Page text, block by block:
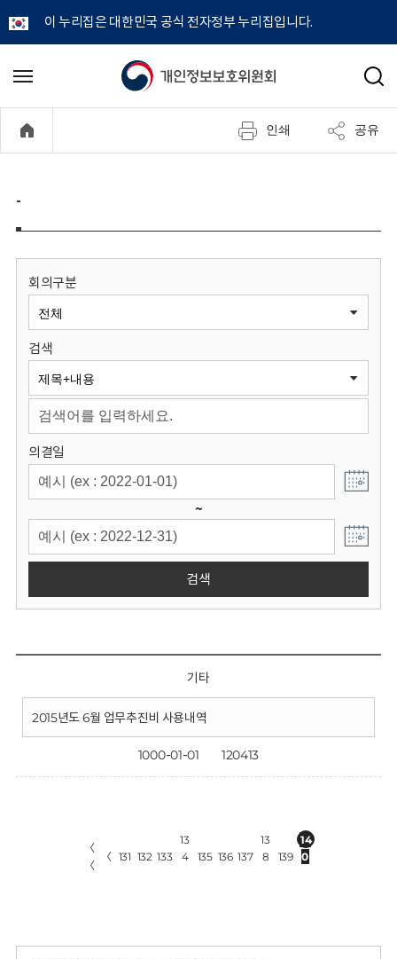
이 누리집은 대한민국 공식 전자정부 누리집입니다.
개
정
보
원
회
메
기
검
인쇄 공유
-
회의구분
검색
의결일
~
검색
기타
2015년도 6월 업무추진비 사용내역
1000-01-01 120413
〈
〈
〈 131 132 133
13
4
135 136 137
13
8
139
14
0